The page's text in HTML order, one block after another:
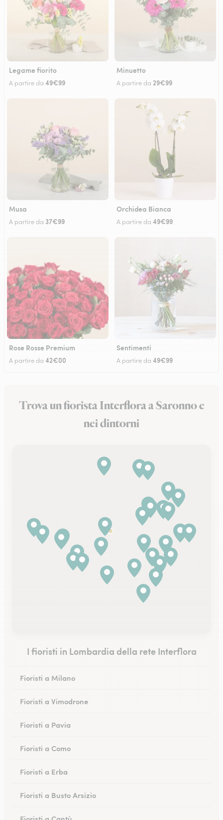
Legame fiorito
A partire da 49€99
Minuetto
A partire da 29€99
Musa
A partire da 37€99
Orchidea Bianca
A partire da 49€99
Rose Rosse Premium
A partire da 42€00
Sentimenti
A partire da 49€99
Trova un fiorista Interflora a Saronno e
nei dintorni
I fioristi in Lombardia della rete Interflora
Fioristi a Milano
Fioristi a Vimodrone
Fioristi a Pavia
Fioristi a Como
Fioristi a Erba
Fioristi a Busto Arsizio